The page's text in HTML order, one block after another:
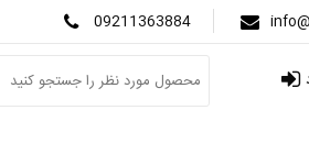
09211363884